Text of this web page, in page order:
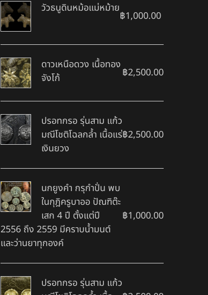
วัวธนูดินหม้อแม่หม้าย
฿1,000.00
ดาวเหนือดวง เนื้อทอง
จังโก้
฿2,500.00
ปรอทกรอ รุ่นสาม แก้ว
มณีโชติโฉลกล้ำ เนื้อแร่
เงินยวง
฿2,500.00
นกยูงคำ กรุกำปั่น พบ
ในกุฎิครูบาออ ปัณฑิต๊ะ
เสก 4 ปี ตั้งแต่ปี
2556 ถึง 2559 มีคราบน้ำมนต์
และว่านยาทุกองค์
฿1,000.00
ปรอทกรอ รุ่นสาม แก้ว